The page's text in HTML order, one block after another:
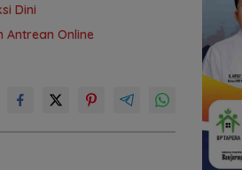
Dini
Antrean Online